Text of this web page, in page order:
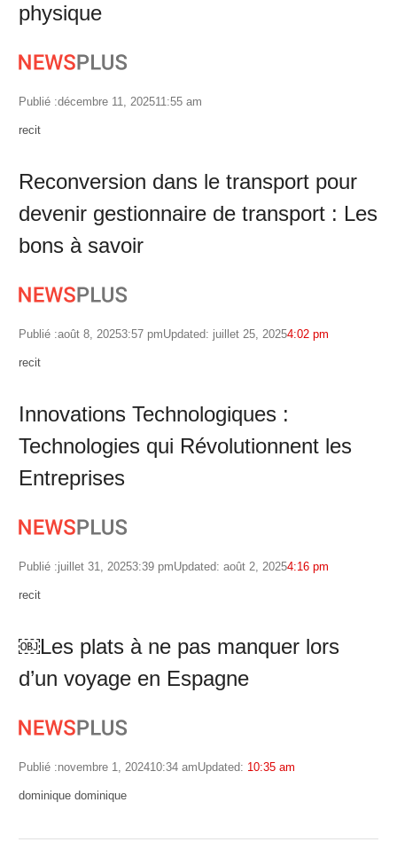
physique
Publié :décembre 11, 202511:55 am
Author
recit
Reconversion dans le transport pour
devenir gestionnaire de transport : Les
bons à savoir
Publié :août 8, 20253:57 pmUpdated: juillet 25, 20254:02 pm
Author
recit
Innovations Technologiques :
Technologies qui Révolutionnent les
Entreprises
Publié :juillet 31, 20253:39 pmUpdated: août 2, 20254:16 pm
Author
recit
￼Les plats à ne pas manquer lors
d’un voyage en Espagne
Publié :novembre 1, 202410:34 amUpdated: 10:35 am
Author
dominique dominique